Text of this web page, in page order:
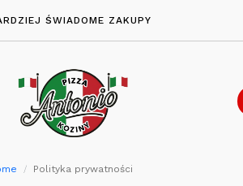
ŚWIADOME ZAKUPY
Polityka prywatności